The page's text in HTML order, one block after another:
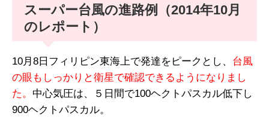
スーパー台風の進路例（2014年10月
のレポート）
10月8日フィリピン東海上で発達をピークとし、 台風
の眼もしっかりと衛星で確認できるようになりまし
た。 中心気圧は、５日間で100ヘクトパスカル低下し
900ヘクトパスカル。